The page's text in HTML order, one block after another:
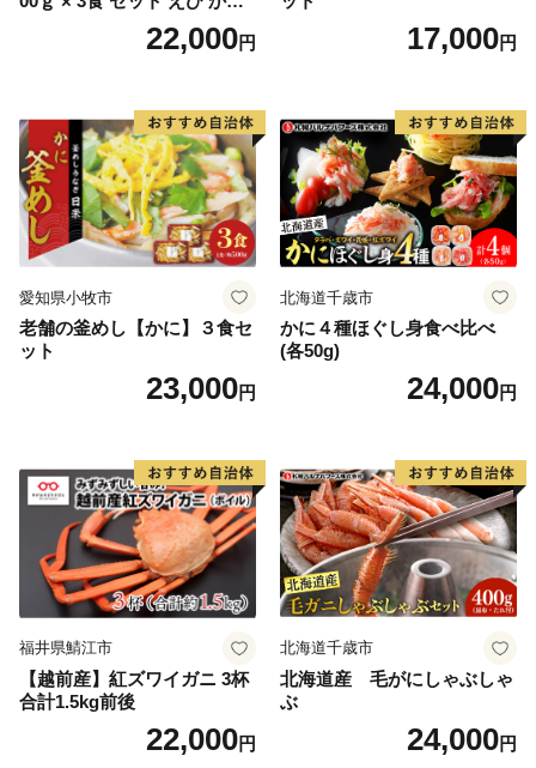
大山の恵みをたっぷりと受けたお礼の品をたくさんご
町の魅力を感じてください。
海のめぐみ 老舗 急速冷凍 レ
ンチン 時短 簡単調理 食品 加
せグルメ 愛知県 小牧市 送料
無料
22,000円 17,000円
愛知県小牧市
老舗の釜めし【かに】３食セ
ット
23,000円
北海道千歳市
かに４種ほぐし身食べ比べ
(各50g)
24,000円
福井県鯖江市
【越前産】紅ズワイガニ 3杯
合計1.5kg前後
22,000円
北海道千歳市
北海道産 毛がにしゃぶしゃ
ぶ
24,000円